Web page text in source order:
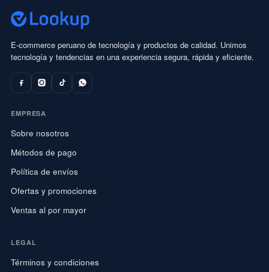
E-commerce peruano de tecnología y productos de calidad. Unimos
tecnología y tendencias en una experiencia segura, rápida y eficiente.
EMPRESA
Sobre nosotros
Métodos de pago
Política de envíos
Ofertas y promociones
Ventas al por mayor
LEGAL
Términos y condiciones